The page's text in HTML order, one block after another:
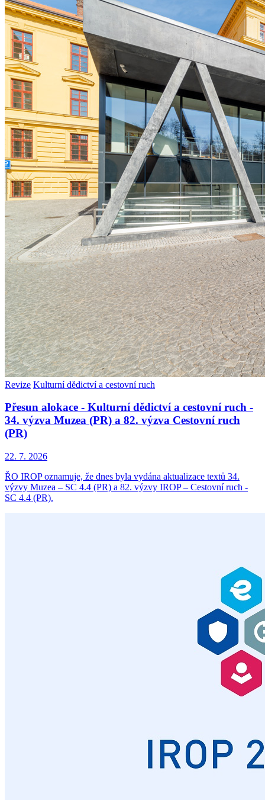
Revize Kulturní dědictví a cestovní ruch
Přesun alokace - Kulturní dědictví a cestovní ruch -
34. výzva Muzea (PR) a 82. výzva Cestovní ruch
(PR)
22. 7. 2026
ŘO IROP oznamuje, že dnes byla vydána aktualizace textů 34.
výzvy Muzea – SC 4.4 (PR) a 82. výzvy IROP – Cestovní ruch -
SC 4.4 (PR).